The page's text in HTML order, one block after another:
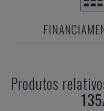
Produtos